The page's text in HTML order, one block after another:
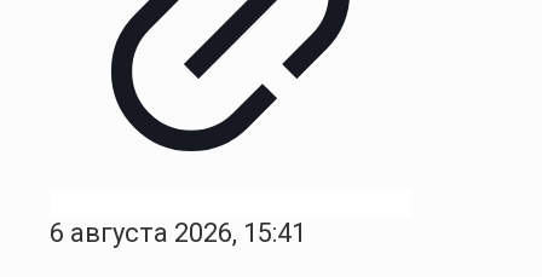
6 августа 2026, 15:41